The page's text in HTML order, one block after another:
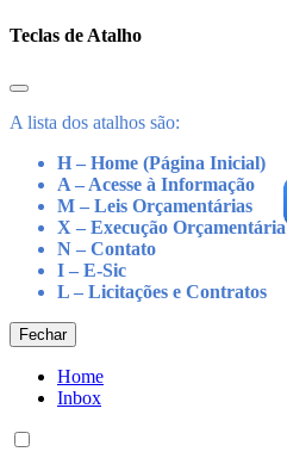
Teclas de Atalho
A lista dos atalhos são:
H – Home (Página Inicial)
A – Acesse à Informação
M – Leis Orçamentárias
X – Execução Orçamentária
N – Contato
I – E-Sic
L – Licitações e Contratos
Fechar
Home
Inbox